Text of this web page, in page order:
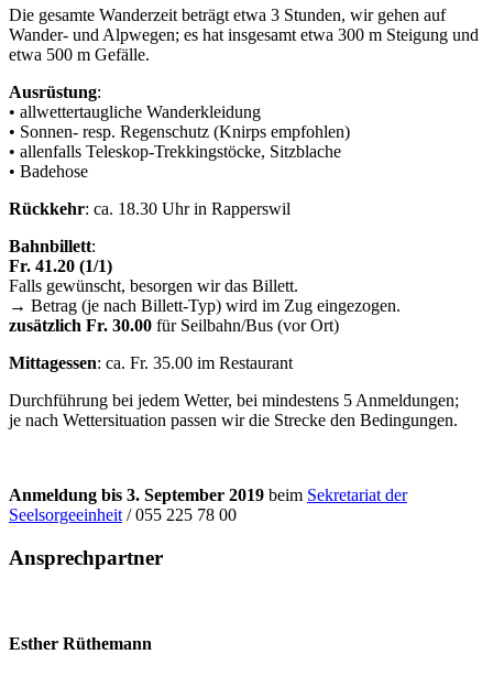
Die gesamte Wanderzeit beträgt etwa 3 Stunden, wir gehen auf
Wander- und Alpwegen; es hat insgesamt etwa 300 m Steigung und
etwa 500 m Gefälle.
Ausrüstung:
• allwettertaugliche Wanderkleidung
• Sonnen- resp. Regenschutz (Knirps empfohlen)
• allenfalls Teleskop-Trekkingstöcke, Sitzblache
• Badehose
Rückkehr: ca. 18.30 Uhr in Rapperswil
Bahnbillett:
Fr. 41.20 (1/1)
Falls gewünscht, besorgen wir das Billett.
→ Betrag (je nach Billett-Typ) wird im Zug eingezogen.
zusätzlich Fr. 30.00 für Seilbahn/Bus (vor Ort)
Mittagessen: ca. Fr. 35.00 im Restaurant
Durchführung bei jedem Wetter, bei mindestens 5 Anmeldungen;
je nach Wettersituation passen wir die Strecke den Bedingungen.
Anmeldung bis 3. September 2019 beim Sekretariat der
Seelsorgeeinheit / 055 225 78 00
Ansprechpartner
Esther Rüthemann